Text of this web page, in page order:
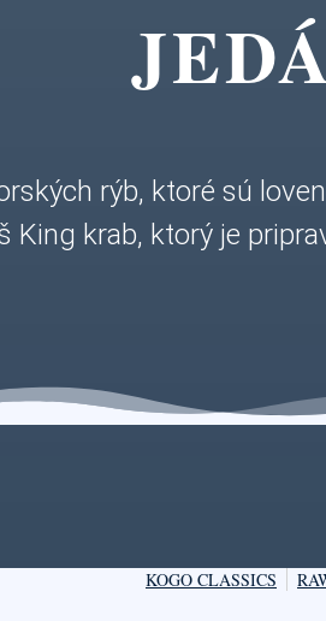
rýb, ktoré sú
King krab, ktorý je
KOGO CLASSICS